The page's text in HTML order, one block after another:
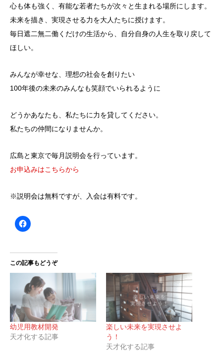
心も体も強く、有能な若者たちが次々と生まれる場所にします。
未来を描き、実現させる力を大人たちに授けます。
毎日遮二無二働くだけの生活から、自分自身の人生を取り戻して
ほしい。
みんなが幸せな、理想の社会を創りたい
100年後の未来のみんなも笑顔でいられるように
どうかあなたも、私たちに力を貸してください。
私たちの仲間になりませんか。
広島と東京で毎月説明会を行っています。
お申込みはこちらから
※説明会は無料ですが、入会は有料です。
この記事もどうぞ
幼児用教材開発
天才化する記事
楽しい未来を実現させよ
う！
天才化する記事